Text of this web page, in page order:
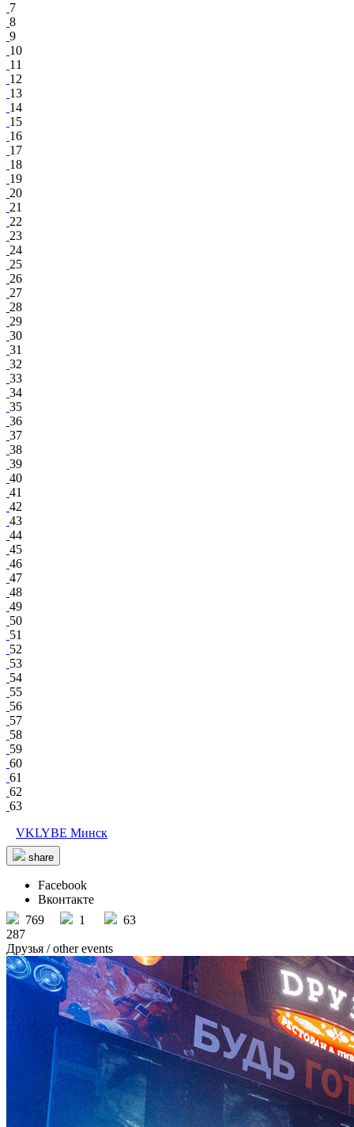
7
8
9
10
11
12
13
14
15
16
17
18
19
20
21
22
23
24
25
26
27
28
29
30
31
32
33
34
35
36
37
38
39
40
41
42
43
44
45
46
47
48
49
50
51
52
53
54
55
56
57
58
59
60
61
62
63
VKLYBE Минск
share
Facebook
Вконтакте
769
1
63
287
Друзья / other events